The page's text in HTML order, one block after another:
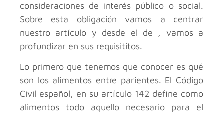
consideraciones de interés público o social.
Sobre esta obligación vamos a centrar
nuestro artículo y desde el de , vamos a
profundizar en sus requisititos.
Lo primero que tenemos que conocer es qué
son los alimentos entre parientes. El Código
Civil español, en su artículo 142 define como
alimentos todo aquello necesario para el